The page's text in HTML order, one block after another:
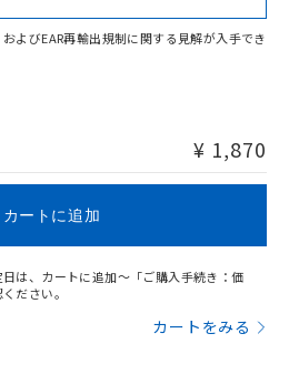
O
社営業部門もしくは販売店へお
No No
よびEAR再輸出規制に関する見解が入手でき
¥ 1,870
カートに追加
は、カートに追加～「ご購入手続き：価
ださい。
カートをみる